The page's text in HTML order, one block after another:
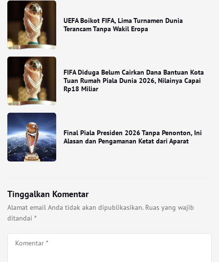
UEFA Boikot FIFA, Lima Turnamen Dunia
Terancam Tanpa Wakil Eropa
FIFA Diduga Belum Cairkan Dana Bantuan Kota
Tuan Rumah Piala Dunia 2026, Nilainya Capai
Rp18 Miliar
Final Piala Presiden 2026 Tanpa Penonton, Ini
Alasan dan Pengamanan Ketat dari Aparat
Tinggalkan Komentar
Alamat email Anda tidak akan dipublikasikan. Ruas yang wajib
ditandai *